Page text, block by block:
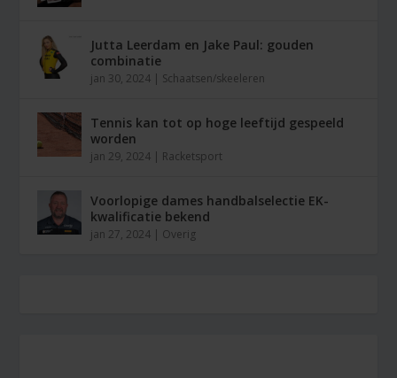
Jutta Leerdam en Jake Paul: gouden
combinatie
jan 30, 2024 | Schaatsen/skeeleren
Tennis kan tot op hoge leeftijd gespeeld
worden
jan 29, 2024 | Racketsport
Voorlopige dames handbalselectie EK-
kwalificatie bekend
jan 27, 2024 | Overig